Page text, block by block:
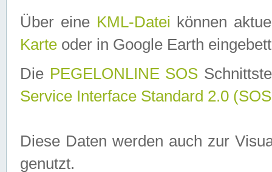
Über eine KML-Datei können
Karte oder in Google Earth
Die PEGELONLINE SOS
Service Interface Standard 2.0
Diese Daten werden auch zur
genutzt.